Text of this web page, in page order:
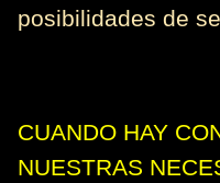
posibilidades de
CUANDO HAY
NUESTRAS